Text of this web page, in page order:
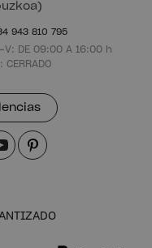
943 810 795
V: DE 09:00 A 16:00 h
CERRADO